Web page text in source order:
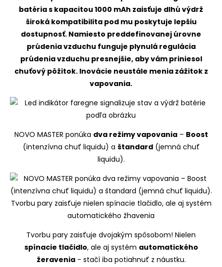
NOVO MASTER ponúka dva režimy vapovania– Boost
(intenzívna chuť liquidu) a štandard(jemná chuť
liquidu).
Tvorbu pary zaisťuje dvojakým spôsobom! Nielen
spínacie tlačidlo, ale aj systém automatického
žeravenia- stačí iba potiahnuť z náustku.